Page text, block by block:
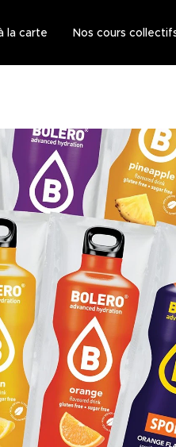
la carte Nos cours